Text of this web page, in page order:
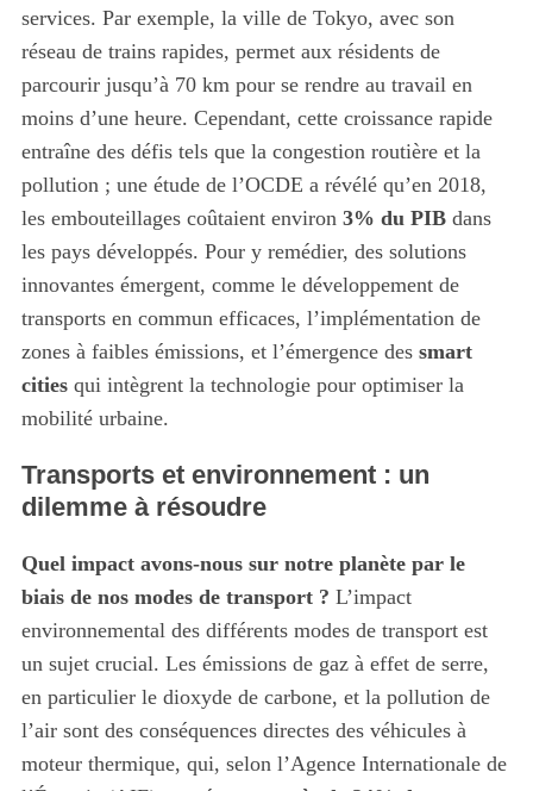
services. Par exemple, la ville de Tokyo, avec son
réseau de trains rapides, permet aux résidents de
parcourir jusqu’à 70 km pour se rendre au travail en
moins d’une heure. Cependant, cette croissance rapide
entraîne des défis tels que la congestion routière et la
pollution ; une étude de l’OCDE a révélé qu’en 2018,
les embouteillages coûtaient environ 3% du PIBdans
les pays développés. Pour y remédier, des solutions
innovantes émergent, comme le développement de
transports en commun efficaces, l’implémentation de
zones à faibles émissions, et l’émergence des smart
citiesqui intègrent la technologie pour optimiser la
mobilité urbaine.
Transports et environnement : un
dilemme à résoudre
Quel impact avons-nous sur notre planète par le
biais de nos modes de transport ? L’impact
environnemental des différents modes de transport est
un sujet crucial. Les émissions de gaz à effet de serre,
en particulier le dioxyde de carbone, et la pollution de
l’air sont des conséquences directes des véhicules à
moteur thermique, qui, selon l’Agence Internationale de